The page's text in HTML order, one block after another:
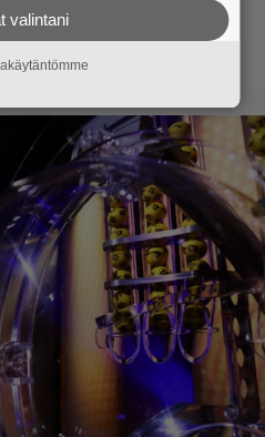
valintani